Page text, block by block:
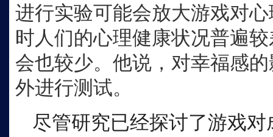
进行实验可能会放大游戏对
时人们的心理健康状况普遍
会也较少。他说，对幸福感
外进行测试。
尽管研究已经探讨了游戏